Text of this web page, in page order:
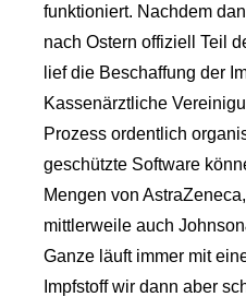
funktioniert. Nachdem
nach Ostern offiziell Teil
lief die Beschaffung der
Kassenärztliche
Prozess ordentlich
geschützte Software
Mengen von
mittlerweile auch
Ganze läuft immer mit
Impfstoff wir dann aber